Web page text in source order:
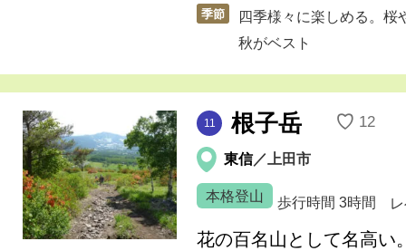
季節
四季様々に楽しめる。桜
秋がベスト
11 根子岳 ♡ 12
東信／上田市
本格登山 歩行時間3時間
花の百名山として名高い